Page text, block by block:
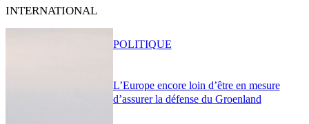
INTERNATIONAL
L’Europe encore loin d’être en mesure
d’assurer la défense du Groenland
POLITIQUE